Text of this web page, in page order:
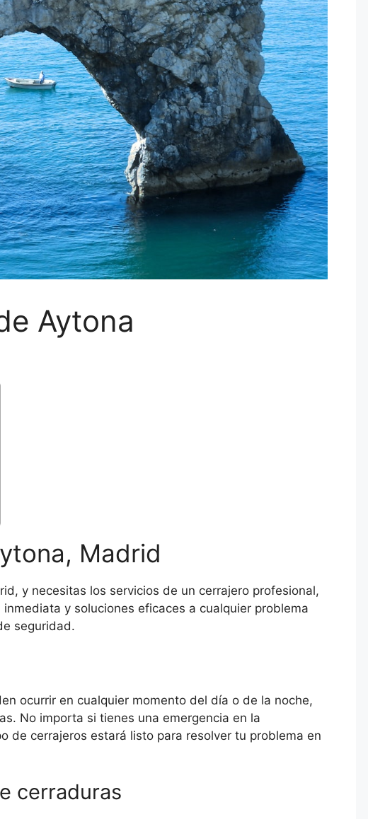
Aytona
Madrid
y necesitas los servicios de un cerrajero profesional,
y soluciones eficaces a cualquier problema
seguridad.
ocurrir en cualquier momento del día o de la noche,
No importa si tienes una emergencia en la
de cerrajeros estará listo para resolver tu problema en
cerraduras